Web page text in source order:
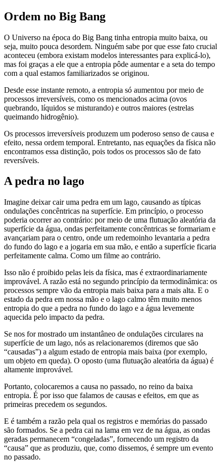
Ordem no Big Bang
O Universo na época do Big Bang tinha entropia muito baixa, ou
seja, muito pouca desordem. Ninguém sabe por que esse fato crucial
aconteceu (embora existam modelos interessantes para explicá-lo),
mas foi graças a ele que a entropia pôde aumentar e a seta do tempo
com a qual estamos familiarizados se originou.
Desde esse instante remoto, a entropia só aumentou por meio de
processos irreversíveis, como os mencionados acima (ovos
quebrando, líquidos se misturando) e outros maiores (estrelas
queimando hidrogênio).
Os processos irreversíveis produzem um poderoso senso de causa e
efeito, nessa ordem temporal. Entretanto, nas equações da física não
encontramos essa distinção, pois todos os processos são de fato
reversíveis.
A pedra no lago
Imagine deixar cair uma pedra em um lago, causando as típicas
ondulações concêntricas na superfície. Em princípio, o processo
poderia ocorrer ao contrário: por meio de uma flutuação aleatória da
superfície da água, ondas perfeitamente concêntricas se formariam e
avançariam para o centro, onde um redemoinho levantaria a pedra
do fundo do lago e a jogaria em sua mão, e então a superfície ficaria
perfeitamente calma. Como um filme ao contrário.
Isso não é proibido pelas leis da física, mas é extraordinariamente
improvável. A razão está no segundo princípio da termodinâmica: os
processos sempre vão da entropia mais baixa para a mais alta. E o
estado da pedra em nossa mão e o lago calmo têm muito menos
entropia do que a pedra no fundo do lago e a água levemente
aquecida pelo impacto da pedra.
Se nos for mostrado um instantâneo de ondulações circulares na
superfície de um lago, nós as relacionaremos (diremos que são
“causadas”) a algum estado de entropia mais baixa (por exemplo,
um objeto em queda). O oposto (uma flutuação aleatória da água) é
altamente improvável.
Portanto, colocaremos a causa no passado, no reino da baixa
entropia. É por isso que falamos de causas e efeitos, em que as
primeiras precedem os segundos.
E é também a razão pela qual os registros e memórias do passado
são formados. Se a pedra cai na lama em vez de na água, as ondas
geradas permanecem “congeladas”, fornecendo um registro da
“causa” que as produziu, que, como dissemos, é sempre um evento
no passado.